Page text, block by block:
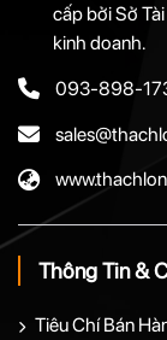
cấp bởi Sở
kinh doanh.
093-898-
Thông Tin &
Tiêu Chí Bán